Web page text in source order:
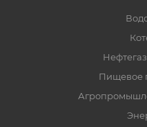
Пищевое